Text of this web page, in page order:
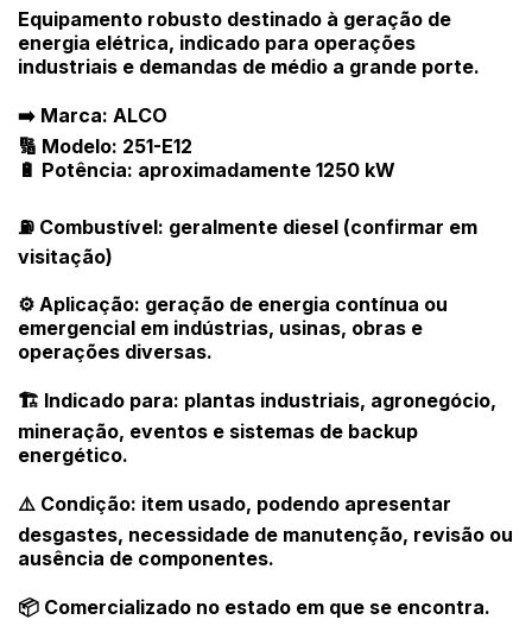
Equipamento robusto destinado à geração de
energia elétrica, indicado para operações
industriais e demandas de médio a grande porte.
➡️ Marca: ALCO
🔢 Modelo: 251-E12
🔋 Potência: aproximadamente 1250 kW
⛽ Combustível: geralmente diesel (confirmar em
visitação)
⚙️ Aplicação: geração de energia contínua ou
emergencial em indústrias, usinas, obras e
operações diversas.
🏗️ Indicado para: plantas industriais, agronegócio,
mineração, eventos e sistemas de backup
energético.
⚠️ Condição: item usado, podendo apresentar
desgastes, necessidade de manutenção, revisão ou
ausência de componentes.
📦 Comercializado no estado em que se encontra.
Envie sua Proposta
(Art. 895, CPC)
Data Usuário Valor
14/04/2025 18:43:11 TIAGOFELIPE R$ 1,00
14/04/2025 18:43:11 TIAGOFELIPE
Clique aqui para fazer login
Habilite-se para efetuar lances ou